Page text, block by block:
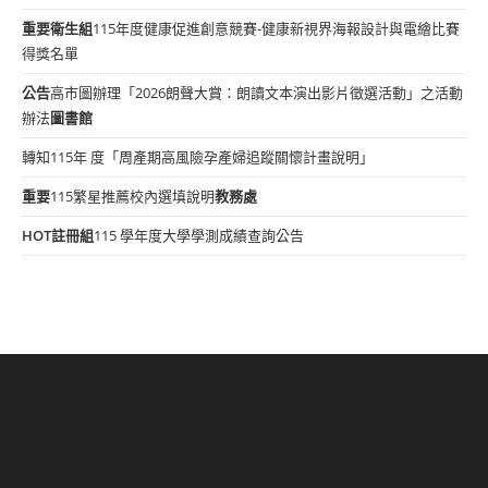
重要衛生組115年度健康促進創意競賽-健康新視界海報設計與電繪比賽
得獎名單
公告高市圖辦理「2026朗聲大賞：朗讀文本演出影片徵選活動」之活動
辦法圖書館
轉知115年 度「周產期高風險孕產婦追蹤關懷計畫說明」
重要115繁星推薦校內選填說明教務處
HOT註冊組115 學年度大學學測成績查詢公告